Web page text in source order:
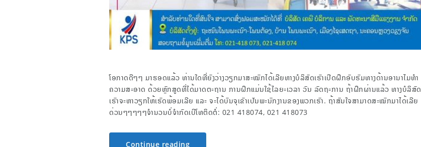
ໂອກາດດີໆໆ ມາຮອດແລ້ວ ທ່ານໃດທີ່ຍັງວ່າງວຽກມາສະໝັກໄດ້ເລີຍທາງບໍລິສັດເຮົາເປີດຝຶກອົບຮົມທາງດ້ານອານາໄມທຳ
ຄວາມສະອາດ ດ້ວຍຫຼັກສູດທີ່ໄດ້ມາດຕະຖານ ການຝຶກແມ່ນໃຊ້ໄລຍະເວລາ ວັນ ລັດຖະການ ຖ້າຝຶກຜ່ານແລ້ວ ທາງບໍລິສັດ
ເຮົາຈະຫາວຽກໃຫ້ເຮັດພ້ອມເລີຍ ແລະ ຈະໄດ້ບັນຈຸເຂົາເປັນພະນັກງານຂອງພວກເຮົາ. ຖ້າສົນໃຈສາມາດສະໝັກມາໄດ້ເລີຍ
ດ່ວນໆໆໆໆໆຈຳນວນບໍ່ຈຳກັດເບີໂທຕິດຕໍ່: 021 418074, 021 418073
Continue reading